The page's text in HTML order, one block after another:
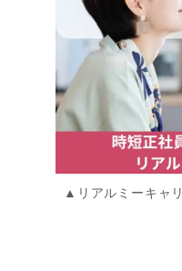
▲リアルミーキャ